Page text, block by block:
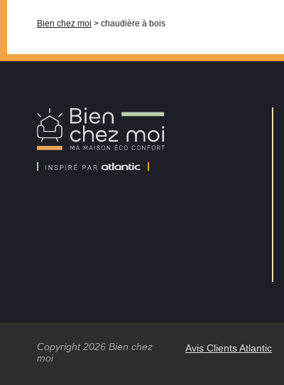
Bien chez moi > chaudière à bois
Chez
Copyright 2026 Bien chez
moi
Avis Clients Atlantic